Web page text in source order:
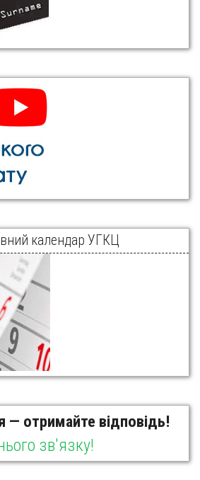
календар УГКЦ
— отримайте відповідь!
зв'язку!